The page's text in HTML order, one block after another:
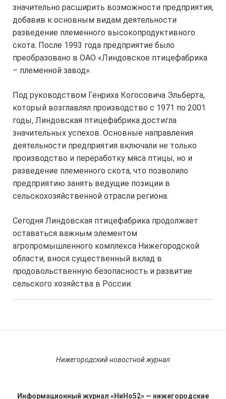
значительно расширить возможности предприятия,
добавив к основным видам деятельности
разведение племенного высокопродуктивного
скота. После 1993 года предприятие было
преобразовано в ОАО «Линдовское птицефабрика
– племенной завод».
Под руководством Генриха Когосовича Эльберта,
который возглавлял производство с 1971 по 2001
годы, Линдовская птицефабрика достигла
значительных успехов. Основные направления
деятельности предприятия включали не только
производство и переработку мяса птицы, но и
разведение племенного скота, что позволило
предприятию занять ведущие позиции в
сельскохозяйственной отрасли региона.
Сегодня Линдовская птицефабрика продолжает
оставаться важным элементом
агропромышленного комплекса Нижегородской
области, внося существенный вклад в
продовольственную безопасность и развитие
сельского хозяйства в России.
Нижегородский новостной журнал
Информационный журнал «НиНо52» — нижегородские